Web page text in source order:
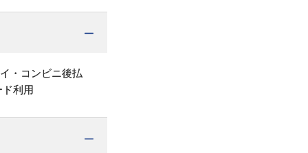
・コンビニ後払
利用